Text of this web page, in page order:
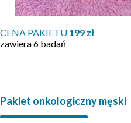
CENA PAKIETU 199 zł
zawiera 6 badań
Pakiet onkologiczny męski